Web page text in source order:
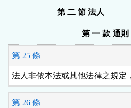
第 二 節 法人
第 一 款 通則
第 25 條
法人非依本法或其他法律之規定
第 26 條